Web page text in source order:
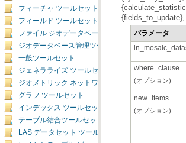
フィーチャ ツールセット
フィールド ツールセット
ファイル ジオデータベース ツールセット
ジオデータベース管理ツールセット
一般ツールセット
ジェネラライズ ツールセット
ジオメトリック ネットワーク ツールセット
グラフ ツールセット
インデックス ツールセット
テーブル結合ツールセット
LAS データセット ツールセット
パラメータ
where_clause
(オプション)
new_items
(オプション)